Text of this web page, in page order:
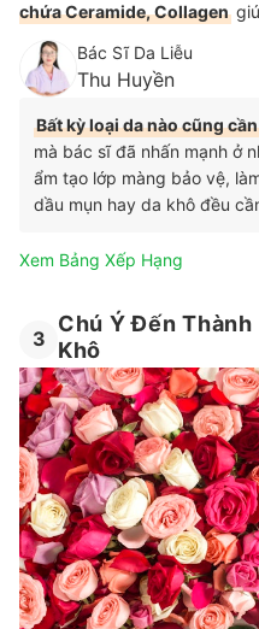
chứa Ceramide, Collagen
Bác Sĩ Da Liễu
Thu Huyền
Bất kỳ loại da nào cũng
mà bác sĩ đã nhấn mạnh ở
ẩm tạo lớp màng bảo vệ,
dầu mụn hay da khô đều
Xem Bảng Xếp Hạng
3
Chú Ý Đến
Khô